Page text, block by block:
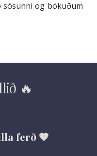
og bökuðum
🔥
ferð 🧡